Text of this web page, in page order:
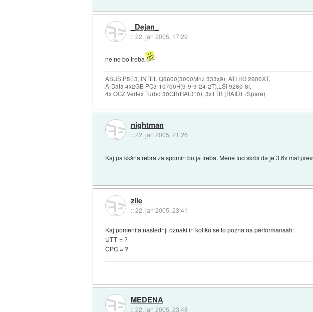
_Dejan_
::22. jan 2005, 17:29
ne ne bo treba
ASUS P5E3, INTEL Q6600(3000Mhz 333x9), ATI HD 2600XT,
A-Data 4x2GB PC3-10700H(9-9-9-24-2T),LSI 9260-8i,
4x OCZ Vertex Turbo 30GB(RAID10), 3x1TB (RAID1+Spare)
nightman
::22. jan 2005, 21:26
Kaj pa kkšna rebra za spomin bo ja treba. Mene tud skrbi da je 3.6v mal
zile
::22. jan 2005, 23:41
Kaj pomenita naslednji oznaki in koliko se to pozna na performansah:
UTT = ?
CPC = ?
MEDENA
::22. jan 2005, 23:48